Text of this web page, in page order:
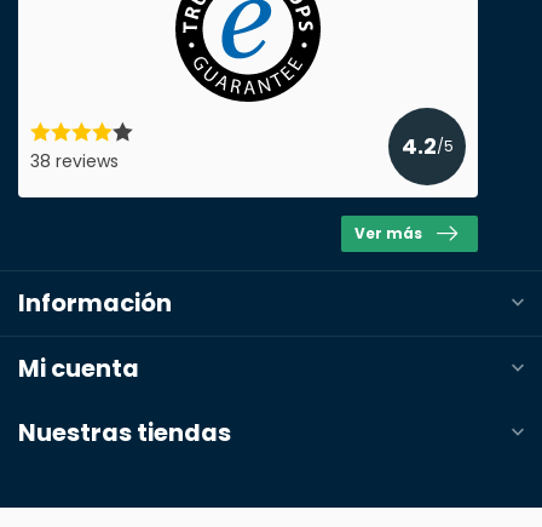
38 reviews
4.2/5
Ver más
Información
Mi cuenta
Nuestras tiendas